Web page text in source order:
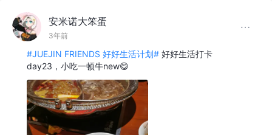
安米诺大笨蛋
3年前
#JUEJIN FRIENDS 好好生活计划# 好好生活打卡
day23，小吃一顿牛new😋